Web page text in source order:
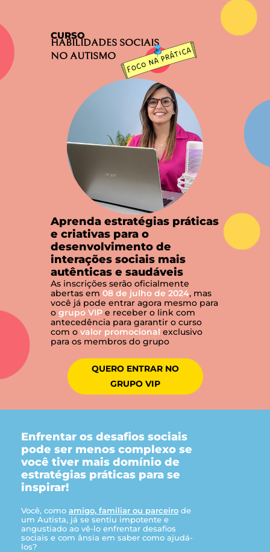
CURSO
HABILIDADES SOCIAIS
NO AUTISMO
Aprenda estratégias práticas
e criativas para o
desenvolvimento de
interações sociais mais
autênticas e saudáveis
As inscrições serão oficialmente
abertas em 08 de julho de 2024, mas
você já pode entrar agora mesmo para
o grupo VIP e receber o link com
antecedência para garantir o curso
com o valor promocional exclusivo
para os membros do grupo
QUERO ENTRAR NO
GRUPO VIP
Enfrentar os desafios sociais
pode ser menos complexo se
você tiver mais domínio de
estratégias práticas para se
inspirar!
Você, como amigo, familiar ou parceiro de
um Autista, já se sentiu impotente e
angustiado ao vê-lo enfrentar desafios
sociais e com ânsia em saber como ajudá-
los?